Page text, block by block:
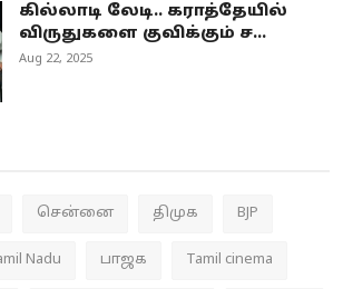
கில்லாடி லேடி.. கராத்தேயில்
விருதுகளை குவிக்கும் ச...
Aug 22, 2025
சென்னை திமுக BJP
Nadu பாஜக Tamil cinema